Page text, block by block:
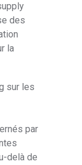
des
la
sur les
par
delà de